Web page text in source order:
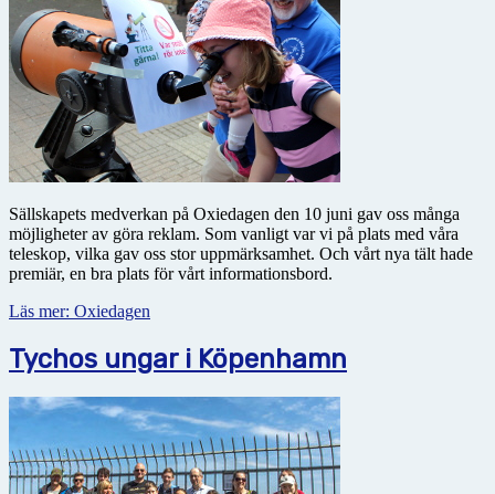
Sällskapets medverkan på Oxiedagen den 10 juni gav oss många
möjligheter av göra reklam. Som vanligt var vi på plats med våra
teleskop, vilka gav oss stor uppmärksamhet. Och vårt nya tält hade
premiär, en bra plats för vårt informationsbord.
Läs mer: Oxiedagen
Tychos ungar i Köpenhamn